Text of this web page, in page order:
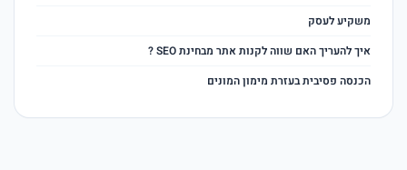
משקיע לעסק
איך להעריך האם שווה לקנות אתר מבחינת SEO ?
הכנסה פסיבית בעזרת מימון המונים